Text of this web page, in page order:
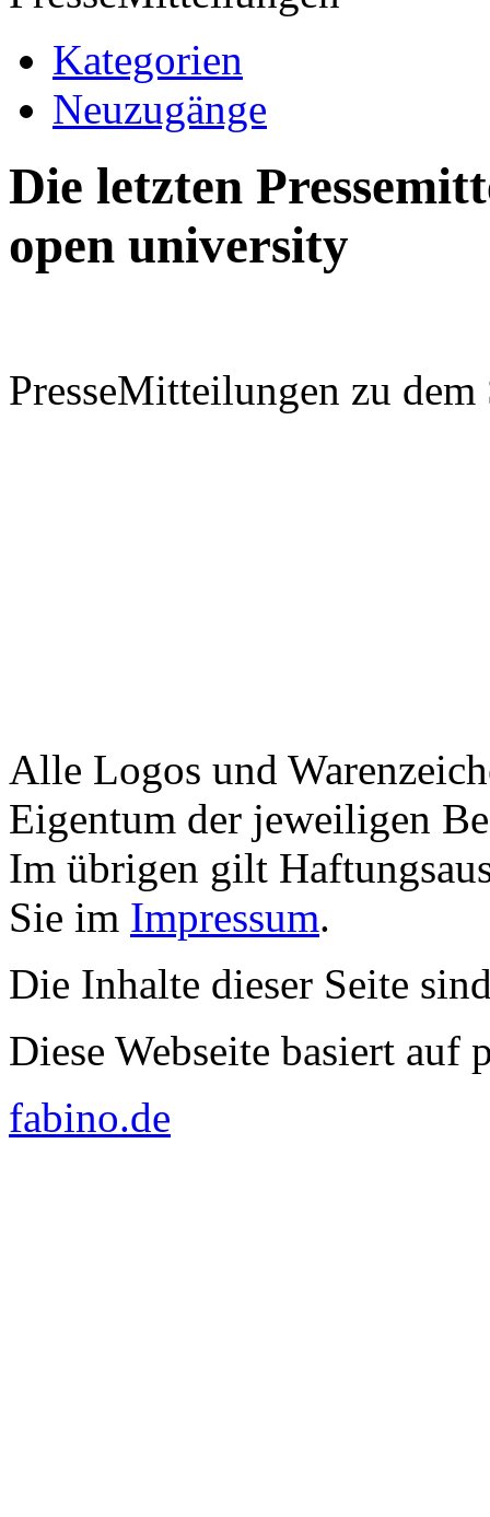
Kategorien
Neuzugänge
Die letzten
open university
PresseMitteilungen zu
Alle Logos und
Eigentum der jeweiligen
Im übrigen gilt
Sie im Impressum.
Die Inhalte dieser Seite
Diese Webseite basiert auf
fabino.de